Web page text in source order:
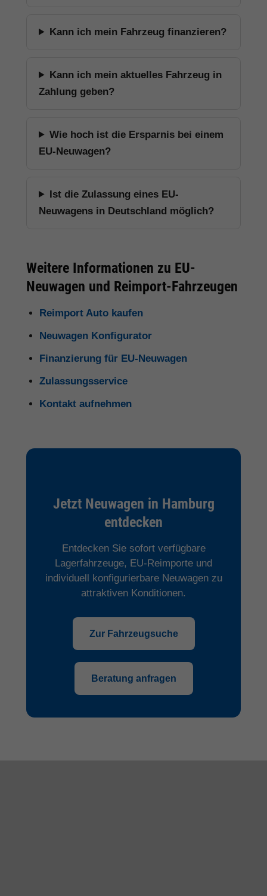
Kann ich mein Fahrzeug finanzieren?
Kann ich mein aktuelles Fahrzeug in
Zahlung geben?
Wie hoch ist die Ersparnis bei einem
EU-Neuwagen?
Ist die Zulassung eines EU-
Neuwagens in Deutschland möglich?
Weitere Informationen zu EU-
Neuwagen und Reimport-Fahrzeugen
Reimport Auto kaufen
Neuwagen Konfigurator
Finanzierung für EU-Neuwagen
Zulassungsservice
Kontakt aufnehmen
Jetzt Neuwagen in Hamburg
entdecken
Entdecken Sie sofort verfügbare
Lagerfahrzeuge, EU-Reimporte und
individuell konfigurierbare Neuwagen zu
attraktiven Konditionen.
Zur Fahrzeugsuche
Beratung anfragen